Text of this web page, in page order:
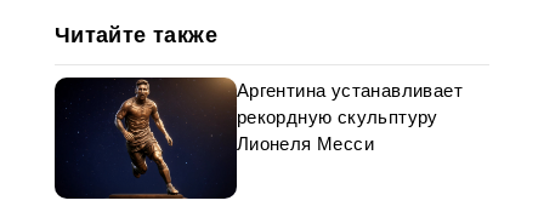
Читайте также
Аргентина устанавливает
рекордную скульптуру
Лионеля Месси